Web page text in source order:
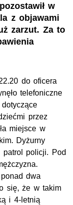
w
z objawami
zarzut. Za to
do oficera
telefoniczne
przez
miejsce w
Dyżurny
patrol policji. Pod
dwa
się, że w takim
i 4-letnią